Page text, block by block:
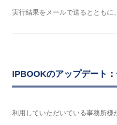
実行結果をメールで送るととも
IPBOOKのアップデート
利用していただいている事務所